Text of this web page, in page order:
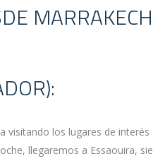
MARRAKECH
visitando los lugares de interés
llegaremos a Essaouira,